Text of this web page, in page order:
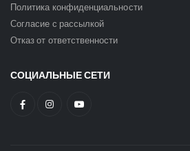
Политика конфиденциальности
Согласие с рассылкой
Отказ от ответственности
СОЦИАЛЬНЫЕ СЕТИ